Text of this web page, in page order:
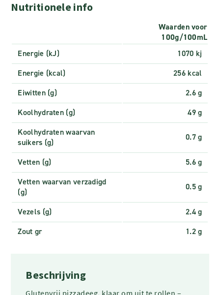
Nutritionele info
Waarden voor
100g/100mL
Energie (kJ)
1070 kj
Energie (kcal)
256 kcal
Eiwitten (g)
2.6 g
Koolhydraten (g)
49 g
Koolhydraten waarvan
suikers (g)
0.7 g
Vetten (g)
5.6 g
Vetten waarvan verzadigd
(g)
0.5 g
Vezels (g)
2.4 g
Zout gr
1.2 g
Beschrijving